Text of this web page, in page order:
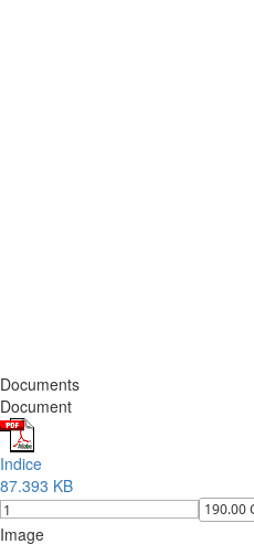
Documents
Document
Indice
87.393 KB
Image